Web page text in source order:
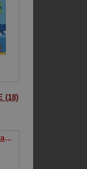
(18)
Po co wieje wiatr Czytam sobie Eko Poziom 1